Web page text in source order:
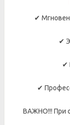
✔
✔
✔
✔
ВАЖНО!!! При